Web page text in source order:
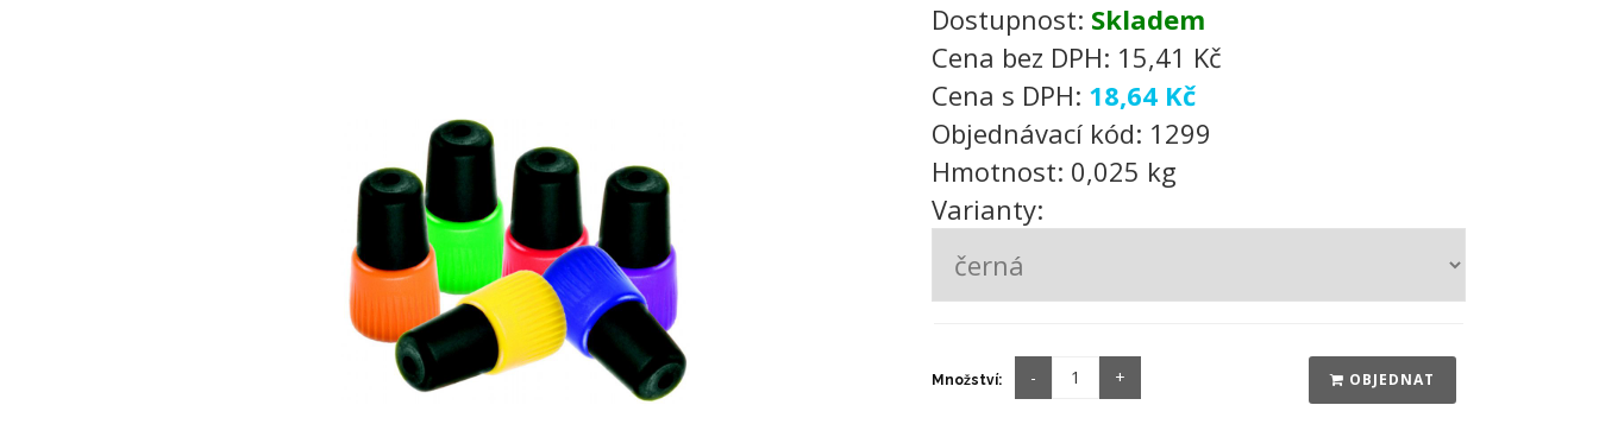
Dostupnost: Skladem
Cena bez DPH: 15,41 Kč
Cena s DPH: 18,64 Kč
Objednávací kód: 1299
Hmotnost: 0,025 kg
Varianty:
Množství: OBJEDNAT